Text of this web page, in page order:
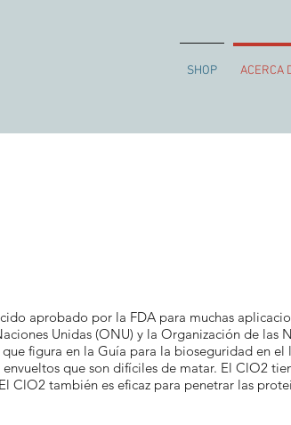
SHOP ACERCA
aprobado por la FDA para muchas
Unidas (ONU) y la Organización de las
figura en la Guía para la bioseguridad en
que son difíciles de matar. El ClO2
ClO2 también es eficaz para penetrar las